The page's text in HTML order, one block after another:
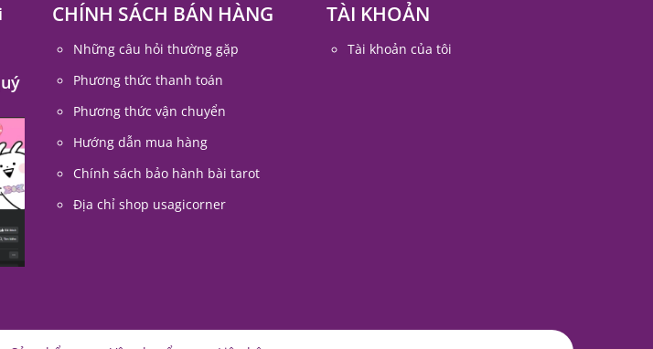
CHÍNH SÁCH BÁN HÀNG
Những câu hỏi thường gặp
Phương thức thanh toán
Phương thức vận chuyển
Hướng dẫn mua hàng
Chính sách bảo hành bài tarot
Địa chỉ shop usagicorner
TÀI KHOẢN
Tài khoản của tôi